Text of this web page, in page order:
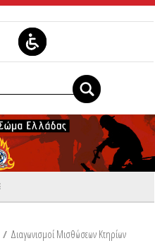
/ Διαγωνισμοί Μισθώσεων Κτηρίων